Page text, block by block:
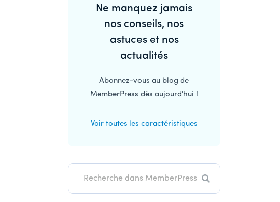
latérale
principale
Ne manquez jamais
nos conseils, nos
astuces et nos
actualités
Abonnez-vous au blog de
MemberPress dès aujourd'hui !
Voir toutes les caractéristiques
Recherche